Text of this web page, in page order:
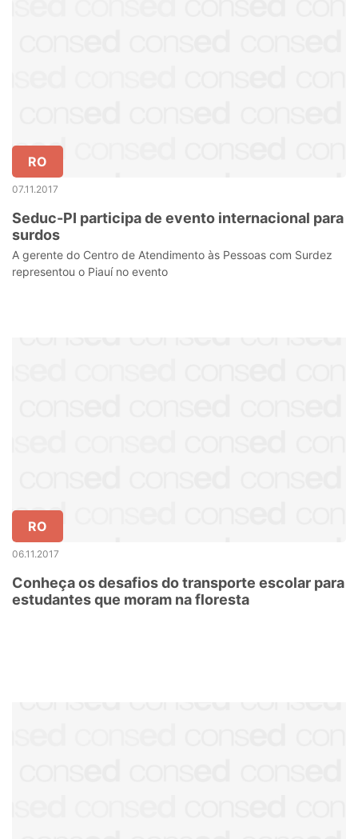
RO
07.11.2017
Seduc-PI participa de evento internacional para
surdos
A gerente do Centro de Atendimento às Pessoas com Surdez
representou o Piauí no evento
RO
06.11.2017
Conheça os desafios do transporte escolar para
estudantes que moram na floresta